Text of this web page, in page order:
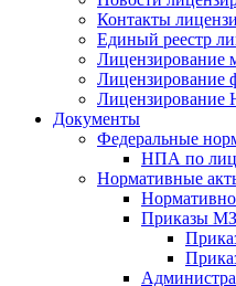
Контакты
Единый реестр
Лицензирование
Лицензирование
Документы
Федеральные
НПА по
Нормативные
Приказы